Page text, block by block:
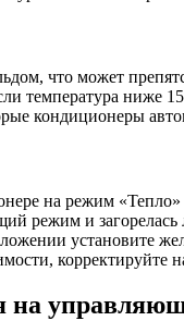
что может
температура ниже
кондиционеры
на режим
режим и
установите
корректируйте